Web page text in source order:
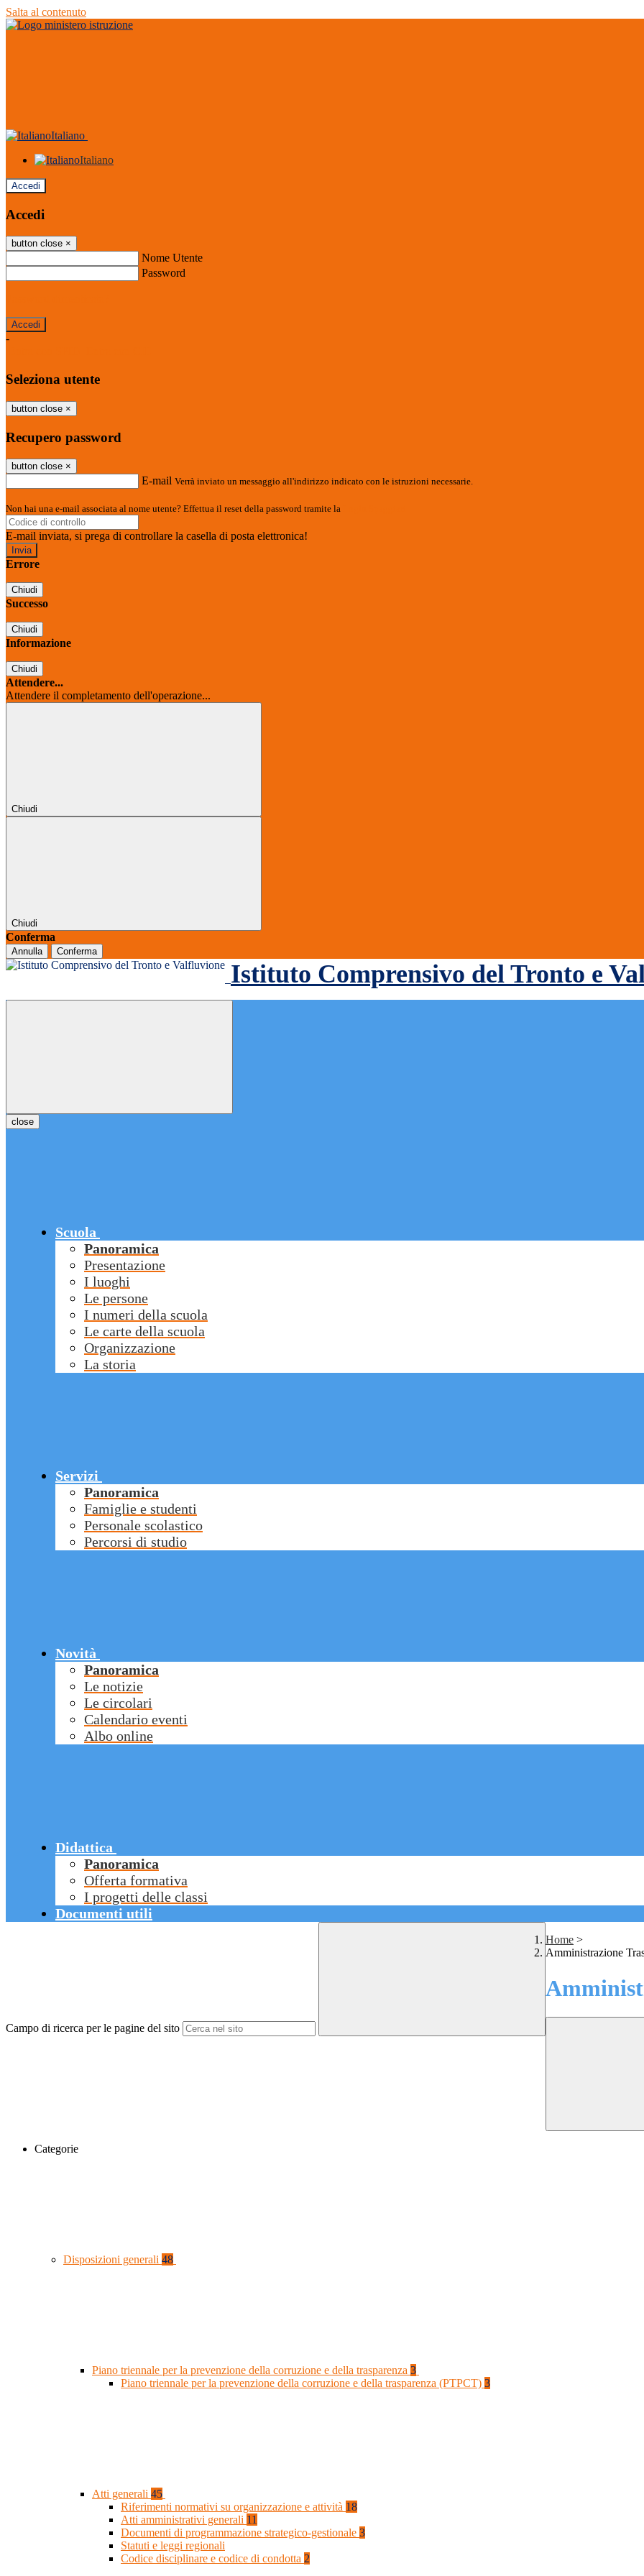
Salta al contenuto
Italiano
Italiano
Accedi
Accedi
button close ×
Nome Utente
Password
-
Seleziona utente
button close ×
Recupero password
button close ×
E-mail Verrà inviato un messaggio all'indirizzo indicato con le istruzioni necessarie.
Non hai una e-mail associata al nome utente? Effettua il reset della password tramite la
E-mail inviata, si prega di controllare la casella di posta elettronica!
Errore
Chiudi
Successo
Chiudi
Informazione
Chiudi
Attendere...
Attendere il completamento dell'operazione...
Chiudi
Chiudi
Conferma
Annulla Conferma
Istituto Comprensivo del Tronto e
close
Scuola
Panoramica
Presentazione
I luoghi
Le persone
I numeri della scuola
Le carte della scuola
Organizzazione
La storia
Servizi
Panoramica
Famiglie e studenti
Personale scolastico
Percorsi di studio
Novità
Panoramica
Le notizie
Le circolari
Calendario eventi
Albo online
Didattica
Panoramica
Offerta formativa
I progetti delle classi
Documenti utili
Campo di ricerca per le pagine del sito
Home >
Amministrazione
Categorie
Disposizioni generali 48
Piano triennale per la prevenzione della corruzione e della trasparenza 3
Piano triennale per la prevenzione della corruzione e della trasparenza (PTPCT) 3
Atti generali 45
Riferimenti normativi su organizzazione e attività 18
Atti amministrativi generali 11
Documenti di programmazione strategico-gestionale 3
Statuti e leggi regionali
Codice disciplinare e codice di condotta 2